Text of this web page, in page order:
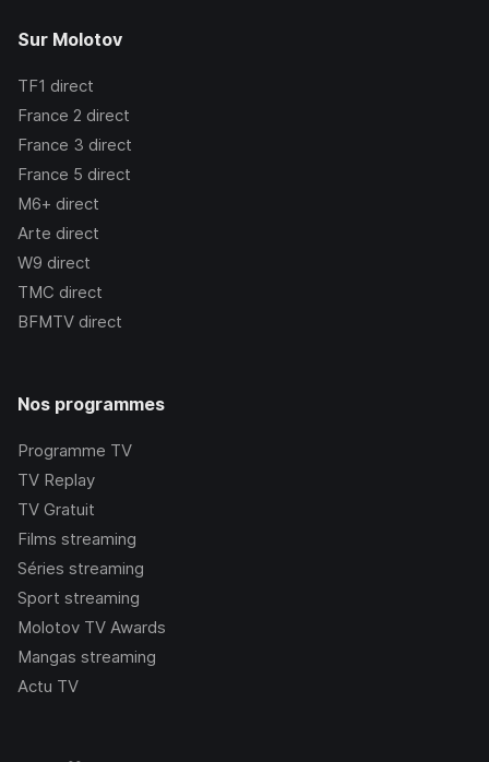
Sur Molotov
TF1 direct
France 2 direct
France 3 direct
France 5 direct
M6+ direct
Arte direct
W9 direct
TMC direct
BFMTV direct
Nos programmes
Programme TV
TV Replay
TV Gratuit
Films streaming
Séries streaming
Sport streaming
Molotov TV Awards
Mangas streaming
Actu TV